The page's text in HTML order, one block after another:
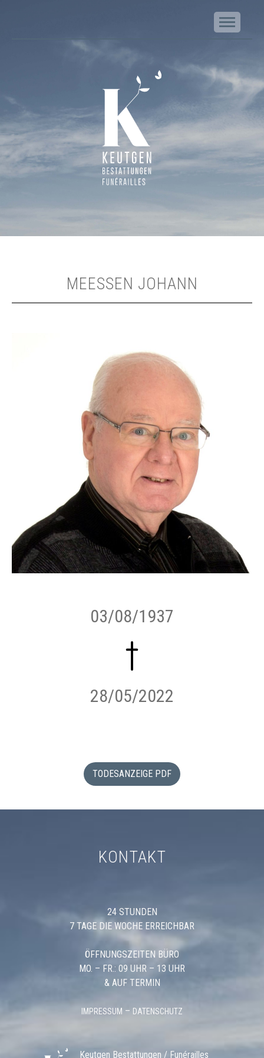
Keutgen | Bestattungen - Funérailles
MEESSEN JOHANN
03/08/1937
28/05/2022
TODESANZEIGE PDF
KONTAKT
Keutgen Bestattungen / Funérailles
24 STUNDEN
7 TAGE DIE WOCHE ERREICHBAR
ÖFFNUNGSZEITEN BÜRO
MO. – FR.: 09 UHR – 13 UHR
& AUF TERMIN
IMPRESSUM – DATENSCHUTZ